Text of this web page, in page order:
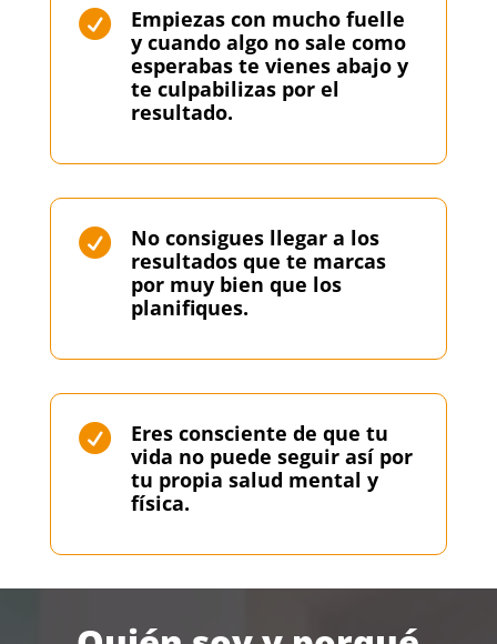

Empiezas con mucho fuelle
y cuando algo no sale como
esperabas te vienes abajo y
te culpabilizas por el
resultado.

No consigues llegar a los
resultados que te marcas
por muy bien que los
planifiques.

Eres consciente de que tu
vida no puede seguir así por
tu propia salud mental y
física.